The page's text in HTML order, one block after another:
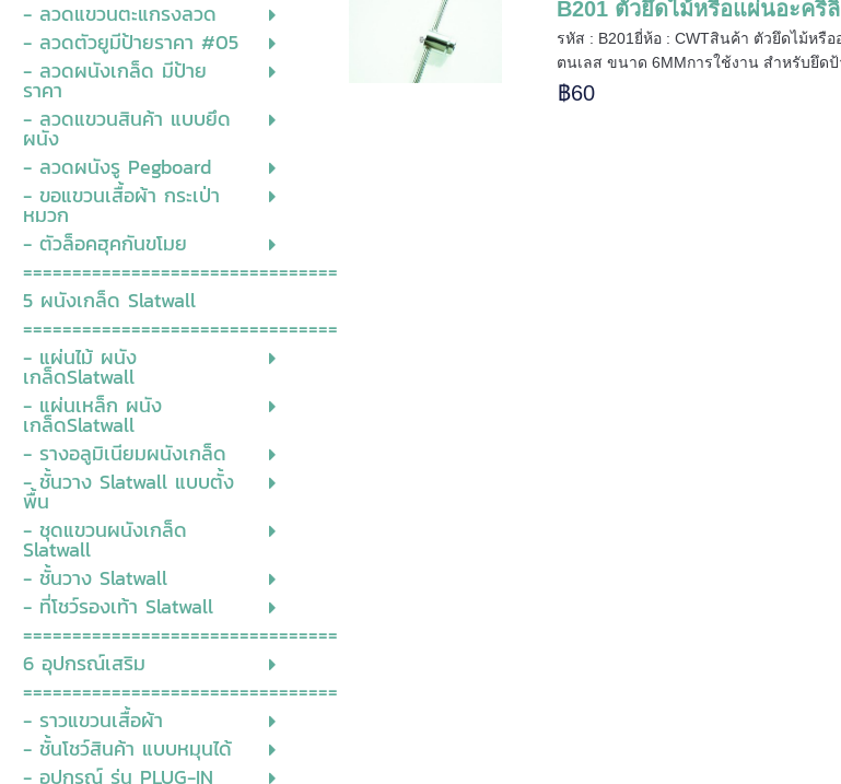
- ลวดแขวนตะแกรงลวด
- ลวดตัวยูมีป้ายราคา #05
- ลวดผนังเกล็ด มีป้าย
ราคา
- ลวดแขวนสินค้า แบบยึด
ผนัง
- ลวดผนังรู Pegboard
- ขอแขวนเสื้อผ้า กระเป่า
หมวก
- ตัวล็อคฮุคกันขโมย
================================
5 ผนังเกล็ด Slatwall
================================
- แผ่นไม้ ผนัง
เกล็ดSlatwall
- แผ่นเหล็ก ผนัง
เกล็ดSlatwall
- รางอลูมิเนียมผนังเกล็ด
- ชั้นวาง Slatwall แบบตั้ง
พื้น
- ชุดแขวนผนังเกล็ด
Slatwall
- ชั้นวาง Slatwall
- ที่โชว์รองเท้า Slatwall
================================
6 อุปกรณ์เสริม
================================
- ราวแขวนเสื้อผ้า
- ชั้นโชว์สินค้า แบบหมุนได้
- อุปกรณ์ รุ่น PLUG-IN
B201 ตัวยึดไม้หรือแผ่นอะคริ
รหัส : B201ยี่ห้อ : CWTสินค้า ตัวยึดไม้หรื
ตนเลส ขนาด 6MMการใช้งาน สำหรับยึดป้
฿60